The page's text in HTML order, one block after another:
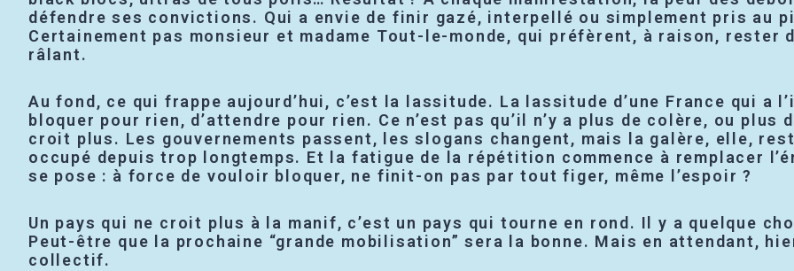
défendre ses convictions. Qui a envie de finir gazé, interpellé ou simplement pris au
Certainement pas monsieur et madame Tout-le-monde, qui préfèrent, à raison, rester
râlant.
Au fond, ce qui frappe aujourd’hui, c’est la lassitude. La lassitude d’une France qui a
bloquer pour rien, d’attendre pour rien. Ce n’est pas qu’il n’y a plus de colère, ou plus
croit plus. Les gouvernements passent, les slogans changent, mais la galère, elle,
occupé depuis trop longtemps. Et la fatigue de la répétition commence à remplacer
se pose : à force de vouloir bloquer, ne finit-on pas par tout figer, même l’espoir ?
Un pays qui ne croit plus à la manif, c’est un pays qui tourne en rond. Il y a quelque
Peut-être que la prochaine “grande mobilisation” sera la bonne. Mais en attendant,
collectif.